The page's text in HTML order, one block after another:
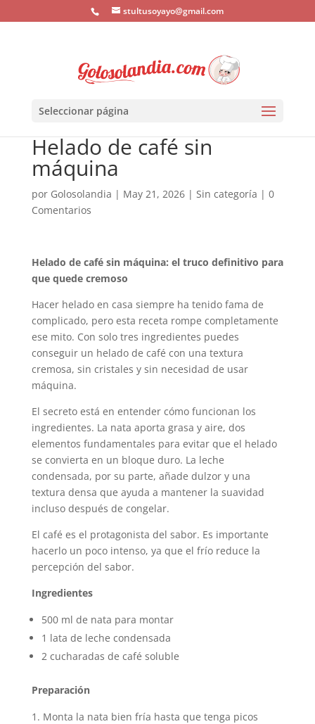
stultusoyayo@gmail.com
Seleccionar página
Helado de café sin
máquina
por Golosolandia | May 21, 2026| Sin categoría | 0
Comentarios
Helado de café sin máquina: el truco definitivo para
que quede cremoso
Hacer helado en casa siempre ha tenido fama de
complicado, pero esta receta rompe completamente
ese mito. Con solo tres ingredientes puedes
conseguir un helado de café con una textura
cremosa, sin cristales y sin necesidad de usar
máquina.
El secreto está en entender cómo funcionan los
ingredientes. La nata aporta grasa y aire, dos
elementos fundamentales para evitar que el helado
se convierta en un bloque duro. La leche
condensada, por su parte, añade dulzor y una
textura densa que ayuda a mantener la suavidad
incluso después de congelar.
El café es el protagonista del sabor. Es importante
hacerlo un poco intenso, ya que el frío reduce la
percepción del sabor.
Ingredientes
500 ml de nata para montar
1 lata de leche condensada
2 cucharadas de café soluble
Preparación
Monta la nata bien fría hasta que tenga picos